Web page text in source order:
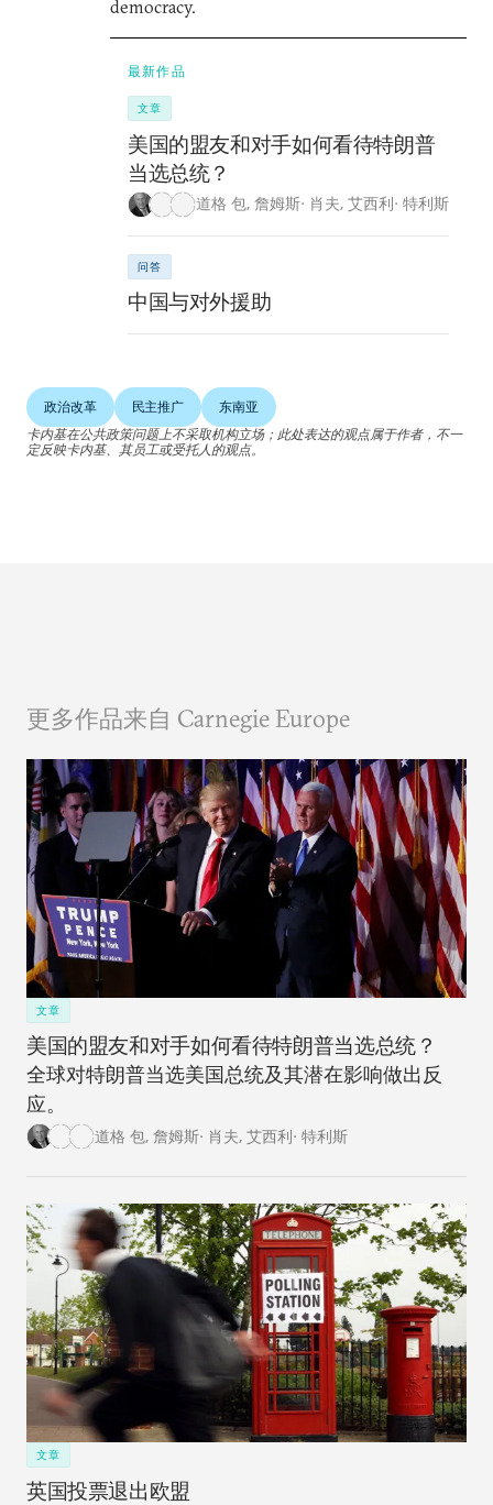
democracy.
最新作品
文章
美国的盟友和对手如何看待特朗普
当选总统？
道格 包, 詹姆斯· 肖夫, 艾西利· 特利斯
问答
中国与对外援助
政治改革 民主推广
东南亚
卡内基在公共政策问题上不采取机构立场；此处表达的观点属于作者，不一
定反映卡内基、其员工或受托人的观点。
更多作品来自 Carnegie Europe
文章
美国的盟友和对手如何看待特朗普当选总统？
全球对特朗普当选美国总统及其潜在影响做出反
应。
道格 包, 詹姆斯· 肖夫, 艾西利· 特利斯
文章
英国投票退出欧盟